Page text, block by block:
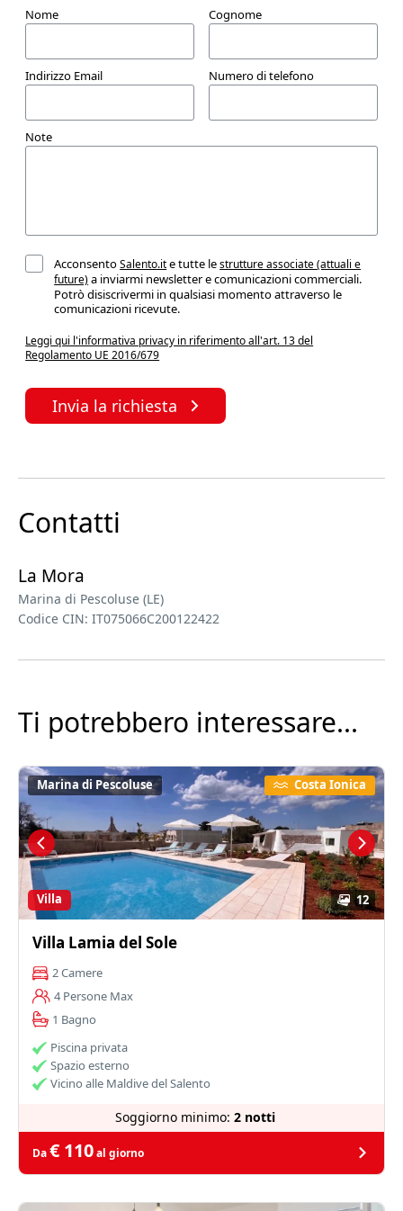
Nome Cognome
Indirizzo Email Numero di telefono
Note
AcconsentoSalento.ite tutte lestrutture associate (attuali e
future)a inviarmi newsletter e comunicazioni commerciali.
Potrò disiscrivermi in qualsiasi momento attraverso le
comunicazioni ricevute.
Leggi qui l'informativa privacy in riferimento all'art. 13 del
Regolamento UE 2016/679
Invia la richiesta
Contatti
La Mora
Marina di Pescoluse (LE)
Codice CIN: IT075066C200122422
Ti potrebbero interessare...
12
Marina di Pescoluse Costa Ionica
Villa
Villa Lamia del Sole
2 Camere
4 Persone Max
1 Bagno
Piscina privata
Spazio esterno
Vicino alle Maldive del Salento
Soggiorno minimo: 2 notti
Da€ 110al giorno